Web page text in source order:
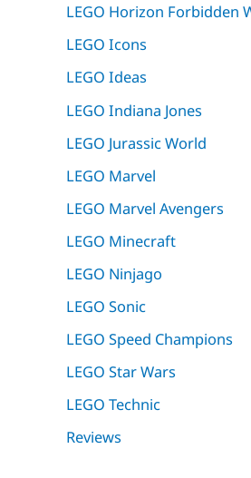
LEGO Horizon Forbidden
LEGO Icons
LEGO Ideas
LEGO Indiana Jones
LEGO Jurassic World
LEGO Marvel
LEGO Marvel Avengers
LEGO Minecraft
LEGO Ninjago
LEGO Sonic
LEGO Speed Champions
LEGO Star Wars
LEGO Technic
Reviews